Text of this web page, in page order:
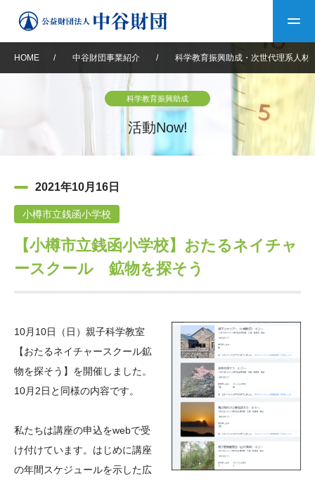
中谷財団について
設立趣意書
沿革 40年史デジタルブック
中谷財団40年史
役員・評議員 公開情報
年報一覧 中谷財団レポート
中谷財団事業紹介
神戸賞 長期大型研究助成
大学院生奨学金
国際学生交流プログラ
科学教育振興助成・
ログラム助成
中谷財団動画紹介
その他情報
アクセス よくあるご質問
サイトマップ 中谷財団アーカイブ
日本語 English マイページ
HOME / 中谷財団事業紹介 / 科学教育振興助成・次世代理系人材
科学教育振興助成
活動Now!
2021年10月16日
小樽市立銭函小学校
【小樽市立銭函小学校】おたるネイチャ
ースクール 鉱物を探そう
10月10日（日）親子科学教室
【おたるネイチャースクール鉱
物を探そう】を開催しました。
10月2日と同様の内容です。
私たちは講座の申込をwebで受
け付けています。はじめに講座
の年間スケジュールを示した広